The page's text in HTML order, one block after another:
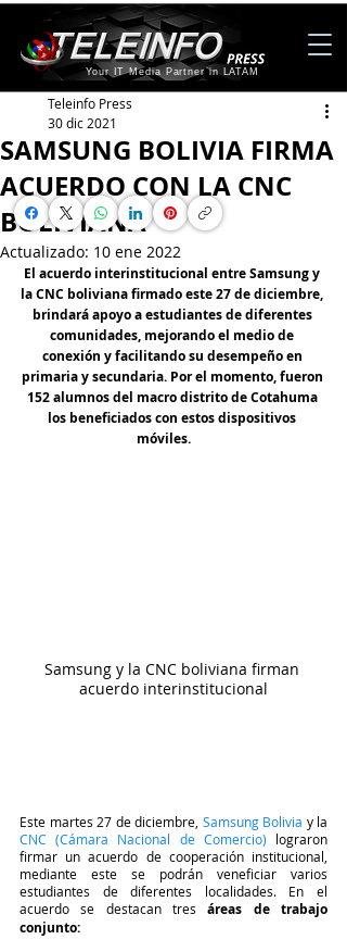
Your IT Media Partner in LATAM
SAMSUNG BOLIVIA FIRMA
ACUERDO CON LA CNC
BOLIVIANA
Teleinfo Press
30 dic 2021
Actualizado: 10 ene 2022
El acuerdo interinstitucional entre Samsung y
la CNC boliviana firmado este 27 de diciembre,
brindará apoyo a estudiantes de diferentes
comunidades, mejorando el medio de
conexión y facilitando su desempeño en
primaria y secundaria. Por el momento, fueron
152 alumnos del macro distrito de Cotahuma
los beneficiados con estos dispositivos
móviles.
Samsung y la CNC boliviana firman
acuerdo interinstitucional
Este martes 27 de diciembre, Samsung Bolivia
CNC (Cámara Nacional de Comercio) lograron
firmar un acuerdo de cooperación institucional,
mediante este se podrán veneficiar varios
estudiantes de diferentes localidades. En el
acuerdo se destacan tres áreas de trabajo
conjunto: